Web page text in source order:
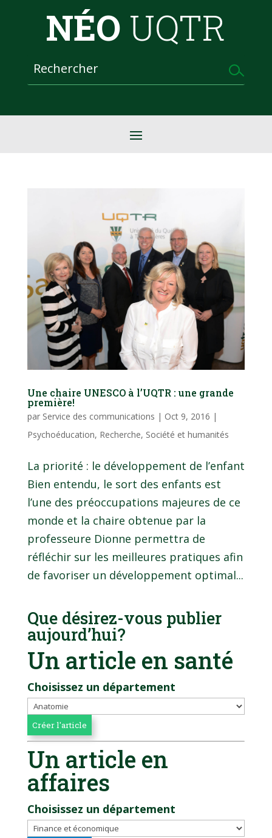
NÉO UQTR
Une chaire UNESCO à l’UQTR : une grande
première!
par Service des communications | Oct 9, 2016 |
Psychoéducation, Recherche, Société et humanités
La priorité : le développement de l’enfant
Bien entendu, le sort des enfants est
l’une des préoccupations majeures de ce
monde et la chaire obtenue par la
professeure Dionne permettra de
réfléchir sur les meilleures pratiques afin
de favoriser un développement optimal...
Que désirez-vous publier
aujourd’hui?
Un article en santé
Choisissez un département
Un article en
affaires
Choisissez un département